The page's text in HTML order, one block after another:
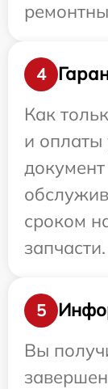
4
Как
и оплаты
сроком
запчасти.
5
Вы